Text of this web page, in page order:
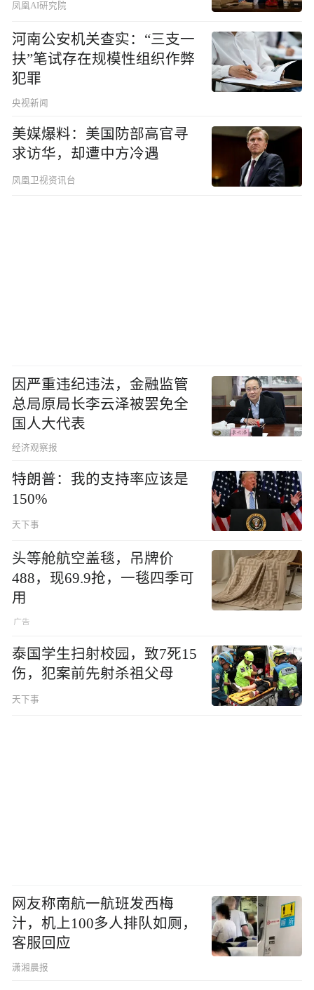
凤凰AI研究院
河南公安机关查实：“三支一
扶”笔试存在规模性组织作弊
犯罪
央视新闻
美媒爆料：美国防部高官寻
求访华，却遭中方冷遇
凤凰卫视资讯台
因严重违纪违法，金融监管
总局原局长李云泽被罢免全
国人大代表
经济观察报
特朗普：我的支持率应该是
150%
天下事
头等舱航空盖毯，吊牌价
488，现69.9抢，一毯四季可
用
泰国学生扫射校园，致7死15
伤，犯案前先射杀祖父母
天下事
网友称南航一航班发西梅
汁，机上100多人排队如厕，
客服回应
潇湘晨报